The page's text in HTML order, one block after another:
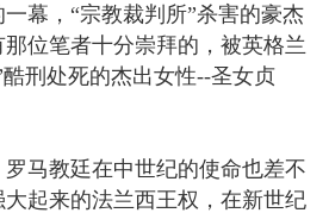
幕，“宗教裁判所”杀害的豪杰
位笔者十分崇拜的，被英格兰
酷刑处死的杰出女性--圣女贞
教廷在中世纪的使命也差不
起来的法兰西王权，在新世纪